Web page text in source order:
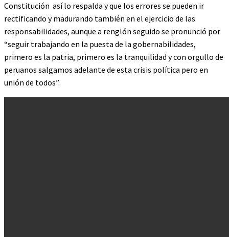
Constitución así lo respalda y que los errores se pueden ir
rectificando y madurando también en el ejercicio de las
responsabilidades, aunque a renglón seguido se pronunció por
“seguir trabajando en la puesta de la gobernabilidades,
primero es la patria, primero es la tranquilidad y con orgullo de
peruanos salgamos adelante de esta crisis política pero en
unión de todos”.